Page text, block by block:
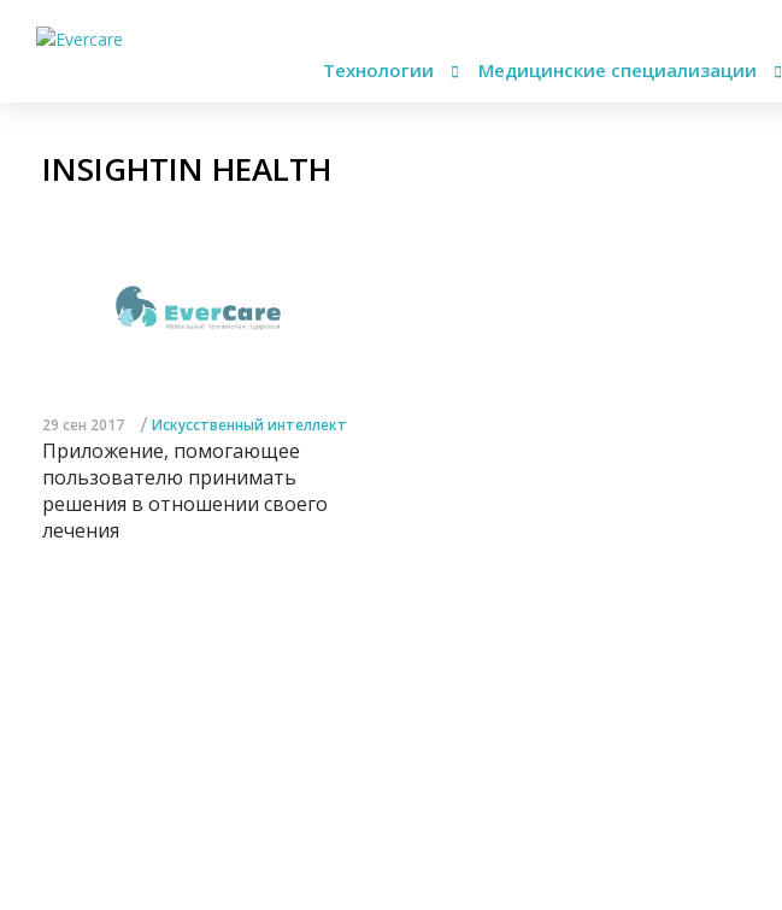
Технологии Медицинские специализации
INSIGHTIN HEALTH
29 сен 2017 / Искусственный интеллект
Приложение, помогающее
пользователю принимать
решения в отношении своего
лечения